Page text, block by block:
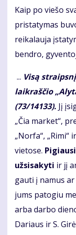
Kaip po viešo
pristatymas
reikalauja
bendro,
... Visą
laikraščio
(73/14133). Jį
„Čia market“,
„Norfa“,
vietose.
užsisakyti ir jį
gauti į namus
jums patogiu
arba darbo
Dariaus ir S.